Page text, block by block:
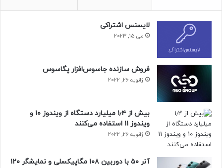
لایسنس اشتراکی
می 15, 2023
فروش سازنده جاسوس‌افزار پگاسوس
ژانویه 26, 2022
بیش از ۱٫۴ میلیارد دستگاه از ویندوز ۱۰ و
ویندوز ۱۱ استفاده می‌کنند
ژانویه 26, 2022
آنر ۵۰ با دوربین ۱۰۸ مگاپیکسلی و نمایشگر ۱۲۰